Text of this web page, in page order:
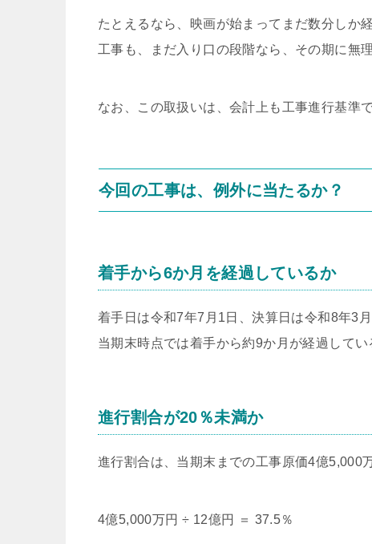
たとえるなら、映画が始まってまだ数分しか
工事も、まだ入り口の段階なら、その期に無
なお、この取扱いは、会計上も工事進行基準
今回の工事は、例外に当たるか？
着手から6か月を経過しているか
着手日は令和7年7月1日、決算日は令和8年3月
当期末時点では着手から約9か月が経過して
進行割合が20％未満か
進行割合は、当期末までの工事原価4億5,000
4億5,000万円 ÷ 12億円 ＝ 37.5％